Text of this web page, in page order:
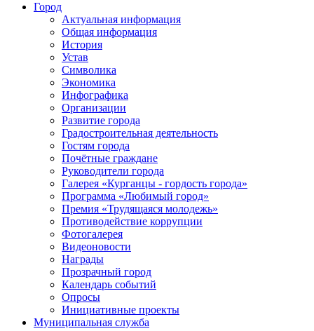
Город
Актуальная информация
Общая информация
История
Устав
Символика
Экономика
Инфографика
Организации
Развитие города
Градостроительная деятельность
Гостям города
Почётные граждане
Руководители города
Галерея «Курганцы - гордость города»
Программа «Любимый город»
Премия «Трудящаяся молодежь»
Противодействие коррупции
Фотогалерея
Видеоновости
Награды
Прозрачный город
Календарь событий
Опросы
Инициативные проекты
Муниципальная служба